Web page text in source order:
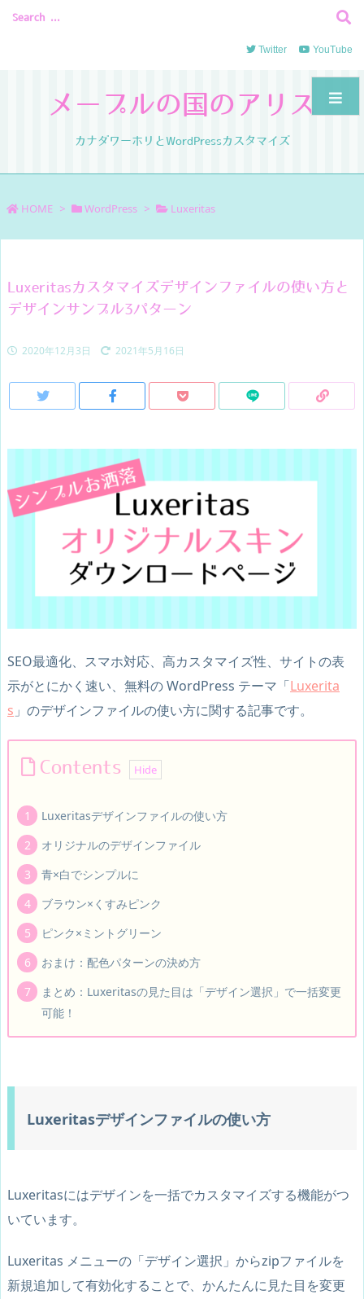
メープルの国のアリス
カナダワーホリとWordPressカスタマイズ
Twitter YouTube
HOME > WordPress > Luxeritas
Luxeritasカスタマイズデザインファイルの使い方と
デザインサンプル3パターン
2020年12月3日 2021年5月16日
SEO最適化、スマホ対応、高カスタマイズ性、サイトの表
示がとにかく速い、無料の WordPress テーマ「Luxerita
s 」のデザインファイルの使い方に関する記事です。
Contents
Luxeritasデザインファイルの使い方
オリジナルのデザインファイル
青×白でシンプルに
ブラウン×くすみピンク
ピンク×ミントグリーン
おまけ：配色パターンの決め方
まとめ：Luxeritasの見た目は「デザイン選択」で一括変更
可能！
Luxeritasデザインファイルの使い方
Luxeritasにはデザインを一括でカスタマイズする機能がつ
いています。
Luxeritas メニューの「デザイン選択」からzipファイルを
新規追加して有効化することで、かんたんに見た目を変更